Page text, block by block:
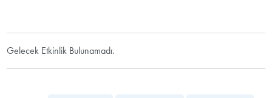
Gelecek Etkinlik Bulunamadı.